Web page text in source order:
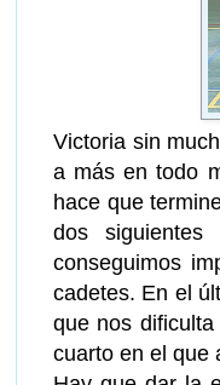
Victoria sin
a más en todo
hace que
dos siguientes
conseguimos
cadetes. En el
que nos
cuarto en el que